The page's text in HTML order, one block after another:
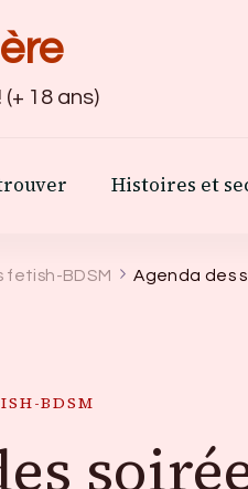
18 ans)
Histoires et
fetish-BDSM Agenda des
BDSM